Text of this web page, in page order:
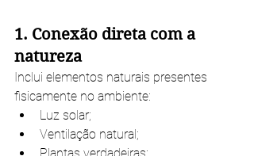
1. Conexão direta com a
natureza
Inclui elementos naturais presentes
fisicamente no ambiente:
Luz solar;
Ventilação natural;